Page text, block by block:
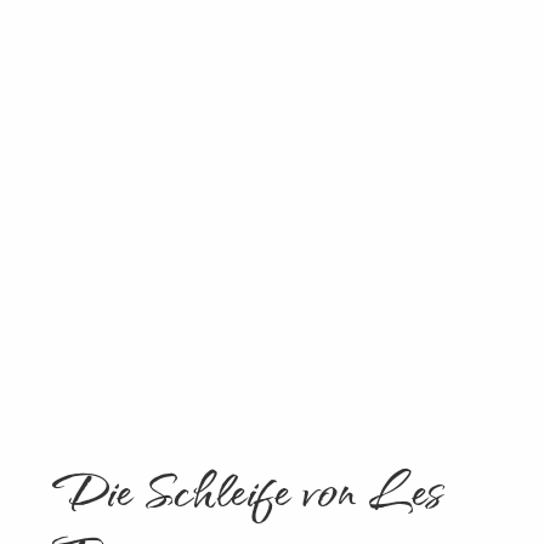
Die Schleife von Les